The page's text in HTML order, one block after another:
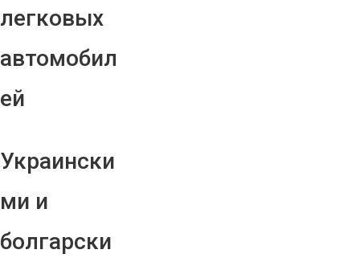
легковых
автомобил
ей
Украински
ми и
болгарски